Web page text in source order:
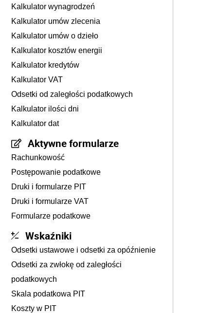
Kalkulator wynagrodzeń
Kalkulator umów zlecenia
Kalkulator umów o dzieło
Kalkulator kosztów energii
Kalkulator kredytów
Kalkulator VAT
Odsetki od zaległości podatkowych
Kalkulator ilości dni
Kalkulator dat
Aktywne formularze
Rachunkowość
Postępowanie podatkowe
Druki i formularze PIT
Druki i formularze VAT
Formularze podatkowe
Wskaźniki
Odsetki ustawowe i odsetki za opóźnienie
Odsetki za zwłokę od zaległości
podatkowych
Skala podatkowa PIT
Koszty w PIT